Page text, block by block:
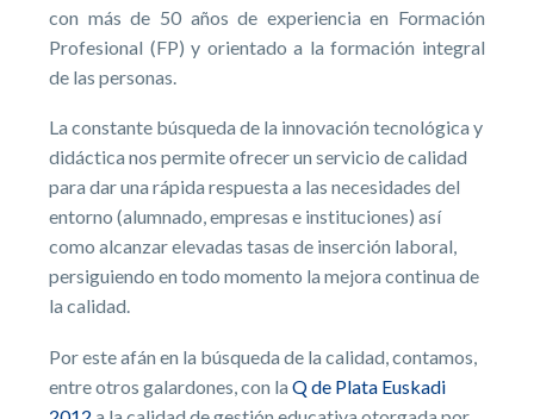
con más de 50 años de experiencia en Formación
Profesional (FP) y orientado a la formación integral
de las personas.
La constante búsqueda de la innovación tecnológica y
didáctica nos permite ofrecer un servicio de calidad
para dar una rápida respuesta a las necesidades del
entorno (alumnado, empresas e instituciones) así
como alcanzar elevadas tasas de inserción laboral,
persiguiendo en todo momento la mejora continua de
la calidad.
Por este afán en la búsqueda de la calidad, contamos,
entre otros galardones, con la Q de Plata Euskadi